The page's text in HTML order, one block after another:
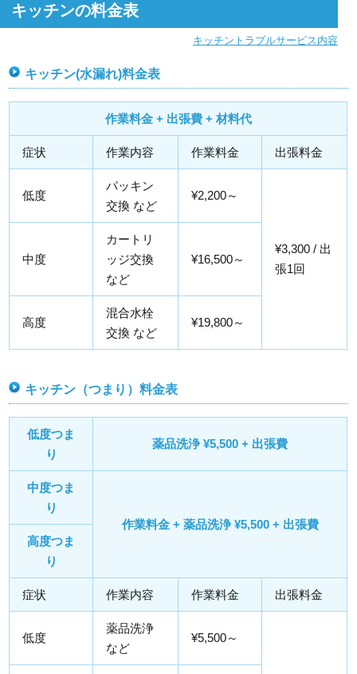
キッチンの料金表
キッチントラブルサービス内容
キッチン(水漏れ)料金表
作業料金 + 出張費 + 材料代
症状 作業内容 作業料金 出張料金
低度
パッキン
交換 など
¥2,200～
¥3,300 / 出
張1回
中度
カートリ
ッジ交換
など
¥16,500～
高度
混合水栓
交換 など
¥19,800～
キッチン（つまり）料金表
低度つま
り
薬品洗浄 ¥5,500 + 出張費
中度つま
り
作業料金 + 薬品洗浄 ¥5,500 + 出張費
高度つま
り
症状 作業内容 作業料金 出張料金
低度
薬品洗浄
など
¥5,500～